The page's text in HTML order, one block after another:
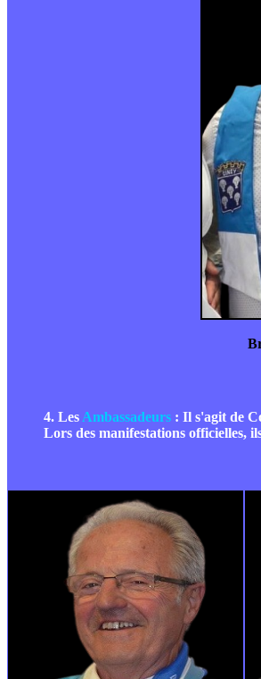
4. Les Ambassadeurs : Il s'agit de
Lors des manifestations officielles,